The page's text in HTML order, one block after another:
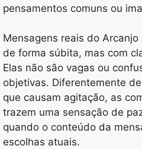
pensamentos comuns ou
Mensagens reais do
de forma súbita, mas com
Elas não são vagas ou
objetivas. Diferentemente
que causam agitação, as
trazem uma sensação de
quando o conteúdo da
escolhas atuais.